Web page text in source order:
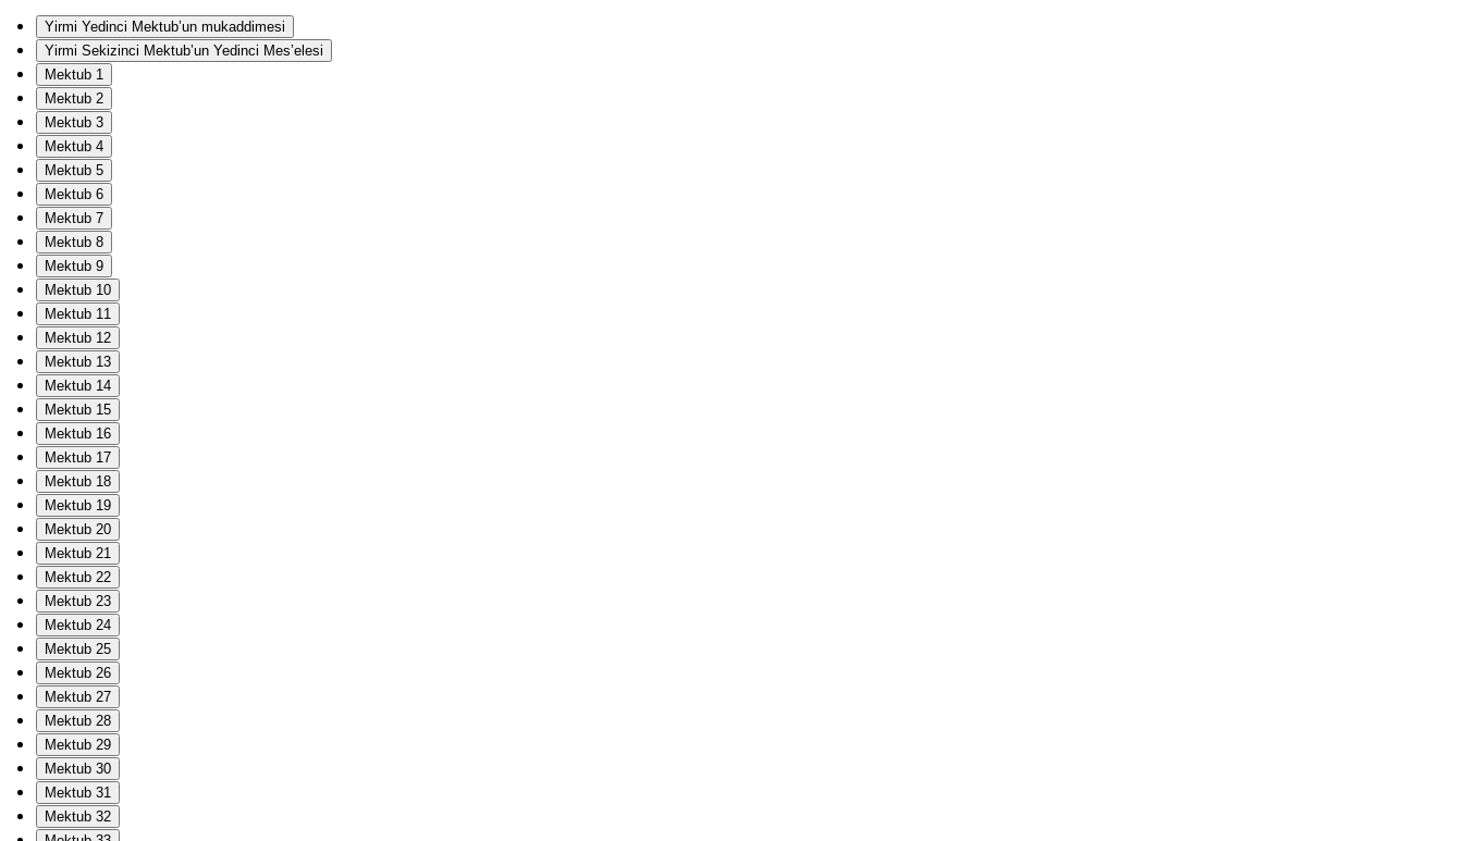
Yirmi Yedinci Mektub’un mukaddimesi
Yirmi Sekizinci Mektub’un Yedinci Mes’elesi
Mektub 1
Mektub 2
Mektub 3
Mektub 4
Mektub 5
Mektub 6
Mektub 7
Mektub 8
Mektub 9
Mektub 10
Mektub 11
Mektub 12
Mektub 13
Mektub 14
Mektub 15
Mektub 16
Mektub 17
Mektub 18
Mektub 19
Mektub 20
Mektub 21
Mektub 22
Mektub 23
Mektub 24
Mektub 25
Mektub 26
Mektub 27
Mektub 28
Mektub 29
Mektub 30
Mektub 31
Mektub 32